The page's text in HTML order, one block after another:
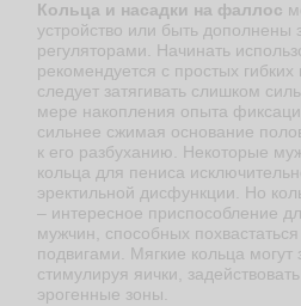
Кольца и насадки на фаллос
устройство или быть дополнены
регуляторами. Начинать
рекомендуется с простых
следует затягивать слишком
мере накопления опыта
сильнее сжимая основание
к его разбуханию. Некоторые
кольца для пениса
эректильной дисфункции. Но
– интересное приспособление
мужчин, способных
подвигами. Мягкие кольца могут
стимулируя яички,
эрогенные зоны.